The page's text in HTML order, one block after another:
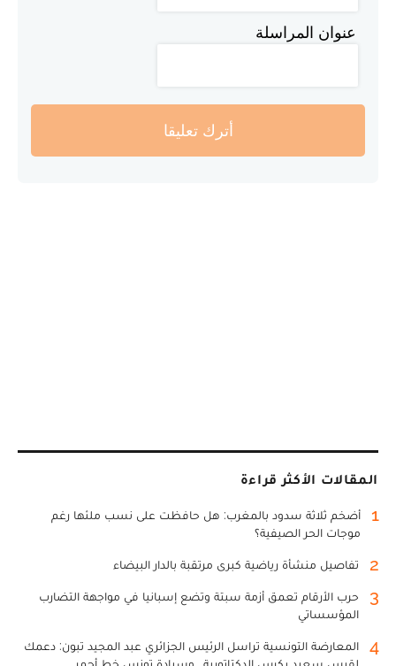
عنوان المراسلة
أترك تعليقا
المقالات الأكثر قراءة
1
أضخم ثلاثة سدود بالمغرب: هل حافظت على نسب ملئها رغم
موجات الحر الصيفية؟
2 تفاصيل منشأة رياضية كبرى مرتقبة بالدار البيضاء
3
حرب الأرقام تعمق أزمة سبتة وتضع إسبانيا في مواجهة التضارب
المؤسساتي
4
المعارضة التونسية تراسل الرئيس الجزائري عبد المجيد تبون: دعمك